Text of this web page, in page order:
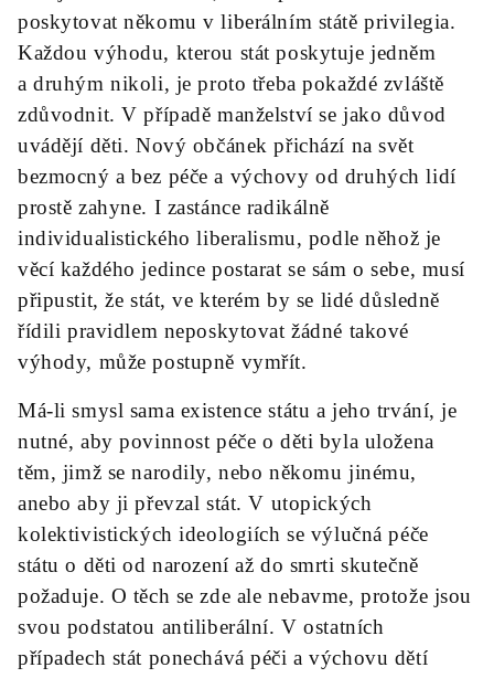
poskytovat někomu v liberálním státě privilegia.
Každou výhodu, kterou stát poskytuje jedněm
a druhým nikoli, je proto třeba pokaždé zvláště
zdůvodnit. V případě manželství se jako důvod
uvádějí děti. Nový občánek přichází na svět
bezmocný a bez péče a výchovy od druhých lidí
prostě zahyne. I zastánce radikálně
individualistického liberalismu, podle něhož je
věcí každého jedince postarat se sám o sebe, musí
připustit, že stát, ve kterém by se lidé důsledně
řídili pravidlem neposkytovat žádné takové
výhody, může postupně vymřít.
Má-li smysl sama existence státu a jeho trvání, je
nutné, aby povinnost péče o děti byla uložena
těm, jimž se narodily, nebo někomu jinému,
anebo aby ji převzal stát. V utopických
kolektivistických ideologiích se výlučná péče
státu o děti od narození až do smrti skutečně
požaduje. O těch se zde ale nebavme, protože jsou
svou podstatou antiliberální. V ostatních
případech stát ponechává péči a výchovu dětí